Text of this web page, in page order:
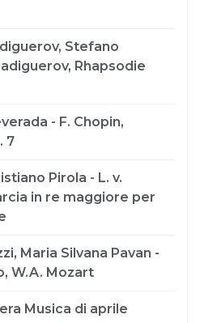
Stefano
Rhapsodie
- F. Chopin,
7
Pirola - L. v.
in re maggiore per
Maria Silvana Pavan -
W.A. Mozart
Musica di aprile